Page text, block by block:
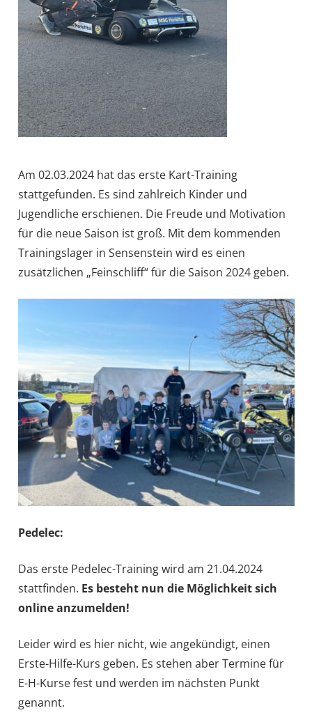
Am 02.03.2024 hat das erste Kart-Training
stattgefunden. Es sind zahlreich Kinder und
Jugendliche erschienen. Die Freude und Motivation
für die neue Saison ist groß. Mit dem kommenden
Trainingslager in Sensenstein wird es einen
zusätzlichen „Feinschliff“ für die Saison 2024 geben.
Pedelec:
Das erste Pedelec-Training wird am 21.04.2024
stattfinden. Es besteht nun die Möglichkeit sich
online anzumelden!
Leider wird es hier nicht, wie angekündigt, einen
Erste-Hilfe-Kurs geben. Es stehen aber Termine für
E-H-Kurse fest und werden im nächsten Punkt
genannt.